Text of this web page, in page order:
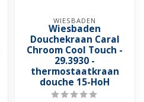
WIESBADEN
Wiesbaden
Douchekraan Caral
Chroom Cool Touch -
29.3930 -
thermostaatkraan
douche 15-HoH